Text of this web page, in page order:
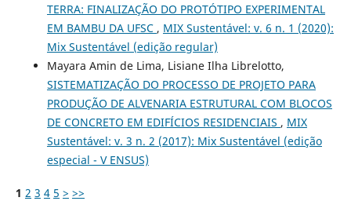
TERRA: FINALIZAÇÃO DO PROTÓTIPO EXPERIMENTAL
EM BAMBU DA UFSC , MIX Sustentável: v. 6 n. 1 (2020):
Mix Sustentável (edição regular)
Mayara Amin de Lima, Lisiane Ilha Librelotto,
SISTEMATIZAÇÃO DO PROCESSO DE PROJETO PARA
PRODUÇÃO DE ALVENARIA ESTRUTURAL COM BLOCOS
DE CONCRETO EM EDIFÍCIOS RESIDENCIAIS , MIX
Sustentável: v. 3 n. 2 (2017): Mix Sustentável (edição
especial - V ENSUS)
1 2 3 4 5 > >>